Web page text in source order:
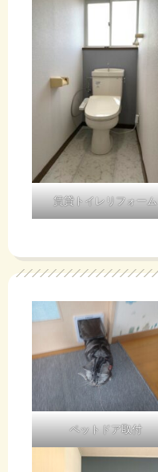
賃貸トイレリフォーム
ペットドア取付